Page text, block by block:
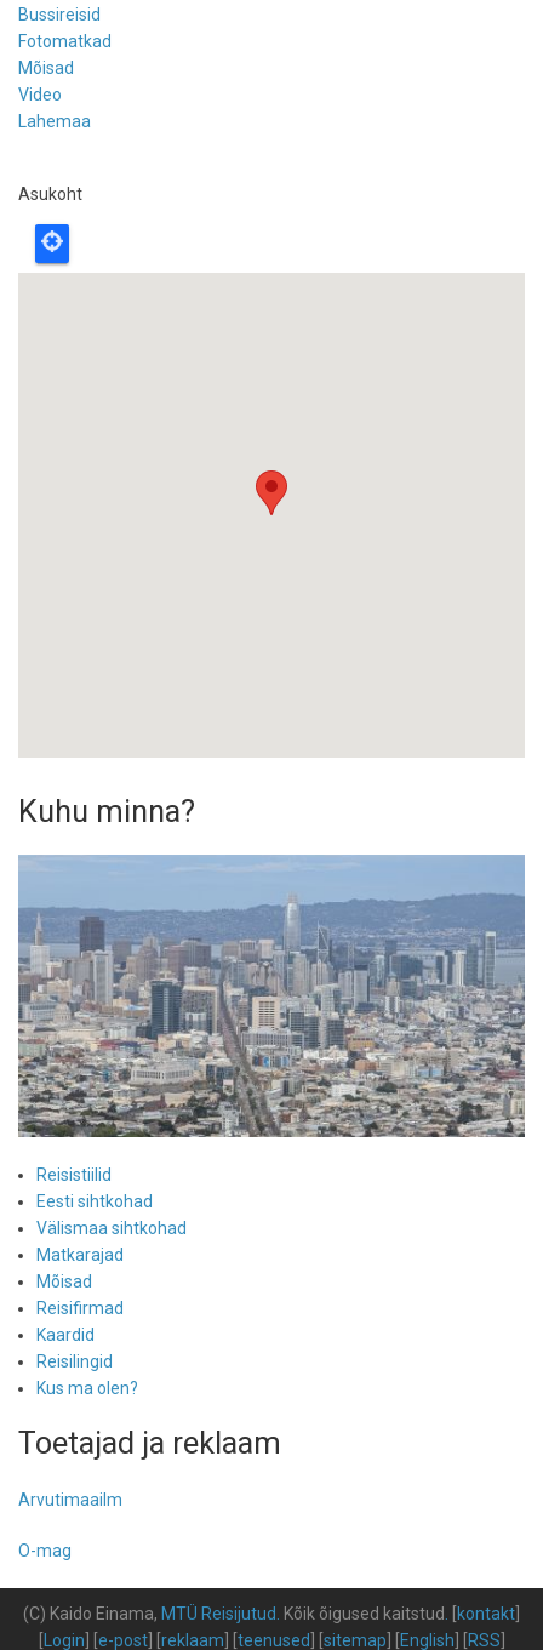
Bussireisid
Fotomatkad
Mõisad
Video
Lahemaa
Asukoht
Kuhu minna?
Reisistiilid
Eesti sihtkohad
Välismaa sihtkohad
Matkarajad
Mõisad
Reisifirmad
Kaardid
Reisilingid
Kus ma olen?
Toetajad ja reklaam
Arvutimaailm
O-mag
(C) Kaido Einama, MTÜ Reisijutud Kõik õigused kaitstud kontakt
Login e-post] [ reklaam teenused sitemap English RSS